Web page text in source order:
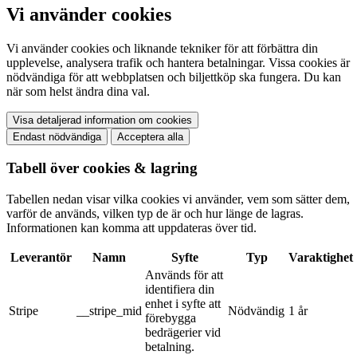
Vi använder cookies
Vi använder cookies och liknande tekniker för att förbättra din
upplevelse, analysera trafik och hantera betalningar. Vissa cookies är
nödvändiga för att webbplatsen och biljettköp ska fungera. Du kan
när som helst ändra dina val.
Visa detaljerad information om cookies
Endast nödvändiga
Acceptera alla
Tabell över cookies & lagring
Tabellen nedan visar vilka cookies vi använder, vem som sätter dem,
varför de används, vilken typ de är och hur länge de lagras.
Informationen kan komma att uppdateras över tid.
Leverantör Namn Syfte Typ Varaktighet
Stripe __stripe_mid
Används för att
identifiera din
enhet i syfte att
förebygga
bedrägerier vid
betalning.
Nödvändig 1 år